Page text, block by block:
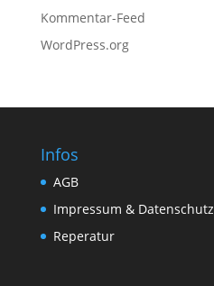
Kommentar-Feed
WordPress.org
Infos
AGB
Impressum & Datenschutz
Reperatur